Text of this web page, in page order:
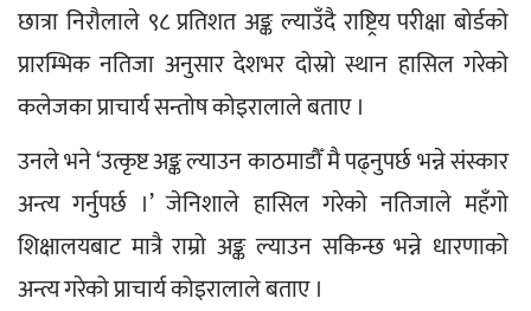
छात्रा निरौलाले ९८ प्रतिशत अङ्क ल्याउँदै राष्ट्रिय परीक्षा बोर्डको
प्रारम्भिक नतिजा अनुसार देशभर दोस्रो स्थान हासिल गरेको
कलेजका प्राचार्य सन्तोष कोइरालाले बताए ।
उनले भने ‘उत्कृष्ट अङ्क ल्याउन काठमाडौँ मै पढ्नुपर्छ भन्ने संस्कार
अन्त्य गर्नुपर्छ ।’ जेनिशाले हासिल गरेको नतिजाले महँगो
शिक्षालयबाट मात्रै राम्रो अङ्क ल्याउन सकिन्छ भन्ने धारणाको
अन्त्य गरेको प्राचार्य कोइरालाले बताए ।